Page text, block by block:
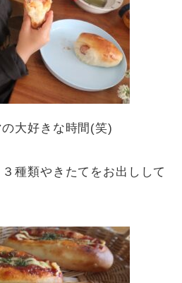
大好きな時間(笑)
種類やきたてをお出しして